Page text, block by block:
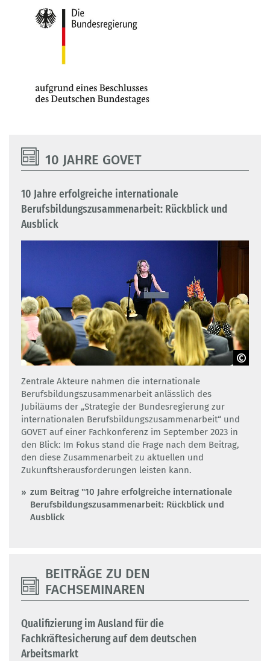
10 JAHRE GOVET
10 Jahre erfolgreiche internationale
Berufsbildungszusammenarbeit: Rückblick und
Ausblick
GOVET
Zentrale Akteure nahmen die internationale
Berufsbildungszusammenarbeit anlässlich des
Jubiläums der „Strategie der Bundesregierung zur
internationalen Berufsbildungszusammenarbeit“ und
GOVET auf einer Fachkonferenz im September 2023 in
den Blick: Im Fokus stand die Frage nach dem Beitrag,
den diese Zusammenarbeit zu aktuellen und
Zukunftsherausforderungen leisten kann.
zum Beitrag "10 Jahre erfolgreiche internationale
Berufsbildungszusammenarbeit: Rückblick und
Ausblick
BEITRÄGE ZU DEN
FACHSEMINAREN
Qualifizierung im Ausland für die
Fachkräftesicherung auf dem deutschen
Arbeitsmarkt